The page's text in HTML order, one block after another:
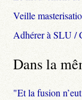
Veille
Adhérer à SLU /
Dans la
"Et la fusion